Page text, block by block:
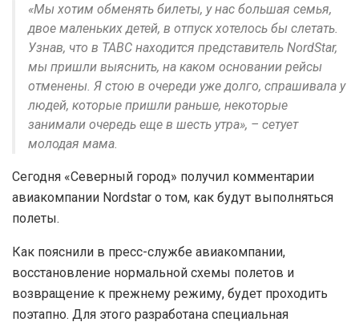
«Мы хотим обменять билеты, у нас большая семья,
двое маленьких детей, в отпуск хотелось бы слетать.
Узнав, что в ТАВС находится представитель NordStar,
мы пришли выяснить, на каком основании рейсы
отменены. Я стою в очереди уже долго, спрашивала у
людей, которые пришли раньше, некоторые
занимали очередь еще в шесть утра», – сетует
молодая мама.
Сегодня «Северный город» получил комментарии
авиакомпании Nordstar о том, как будут выполняться
полеты.
Как пояснили в пресс-службе авиакомпании,
восстановление нормальной схемы полетов и
возвращение к прежнему режиму, будет проходить
поэтапно. Для этого разработана специальная